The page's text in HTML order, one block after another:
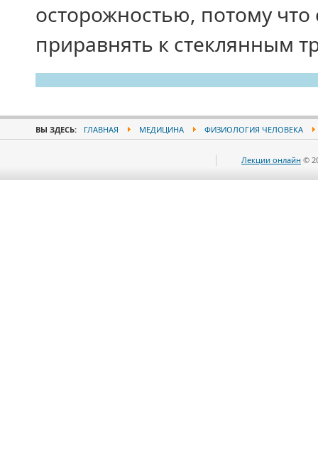
осторожностью, потому что
приравнять к стеклянным
ВЫ ЗДЕСЬ: ГЛАВНАЯ МЕДИЦИНА ФИЗИОЛОГИЯ ЧЕЛОВЕКА
Лекции онлайн ©